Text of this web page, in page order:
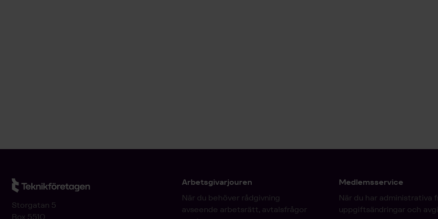
Storgatan 5
Box 5510
Arbetsgivarjouren
När du behöver rådgivning
avseende arbetsrätt, avtalsfrågor
Medlemsservice
När du har administrativa
uppgiftsändringar och